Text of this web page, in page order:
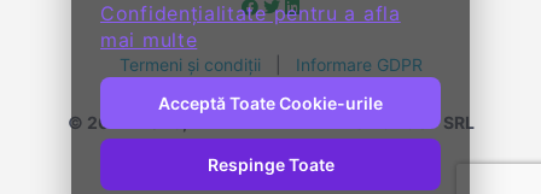
Confidențialitate pentru a afla
mai multe
Acceptă Toate Cookie-urile
Respinge Toate
Termeni și condiții Informare GDPR
© 2014-
2026, KENDALL ENTERPRISE GROUP SRL